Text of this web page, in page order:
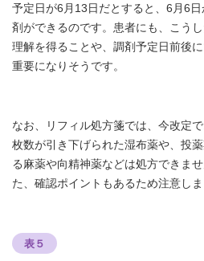
予定日が6月13日だとすると、6月6
剤ができるのです。患者にも、こう
理解を得ることや、調剤予定日前後
重要になりそうです。
なお、リフィル処方箋では、今改定
枚数が引き下げられた湿布薬や、投
る麻薬や向精神薬などは処方できま
た、確認ポイントもあるため注意しま
表５